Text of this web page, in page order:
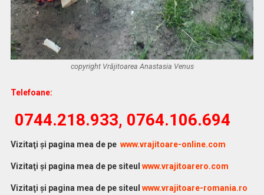
copyright Vrăjitoarea Anastasia Venus
Telefoane:
0744.218.933, 0764.106.694
Vizitaţi şi pagina mea de pe www.vrajitoare-online.com
Vizitaţi şi pagina mea de pe siteul www.vrajitoarero.com
Vizitaţi şi pagina mea de pe siteul www.vrajitoare-romania.ro